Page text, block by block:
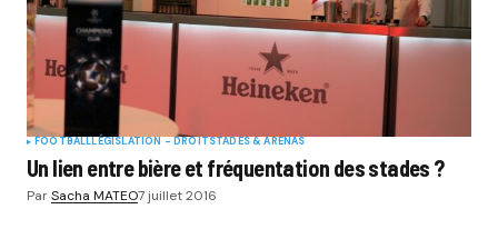
FOOTBALLLÉGISLATION - DROITSTADES & ARENAS
Un lien entre bière et fréquentation des stades ?
ParSacha MATEO7 juillet 2016